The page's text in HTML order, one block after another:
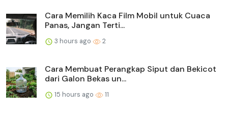
Cara Memilih Kaca Film Mobil untuk Cuaca
Panas, Jangan Terti...
3 hours ago 2
Cara Membuat Perangkap Siput dan Bekicot
dari Galon Bekas un...
15 hours ago 11